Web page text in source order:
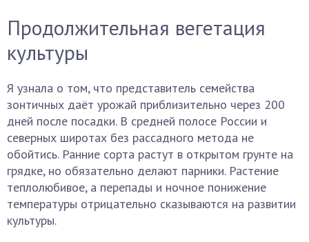
Продолжительная вегетация
культуры
Я узнала о том, что представитель семейства
зонтичных даёт урожай приблизительно через 200
дней после посадки. В средней полосе России и
северных широтах без рассадного метода не
обойтись. Ранние сорта растут в открытом грунте на
грядке, но обязательно делают парники. Растение
теплолюбивое, а перепады и ночное понижение
температуры отрицательно сказываются на развитии
культуры.